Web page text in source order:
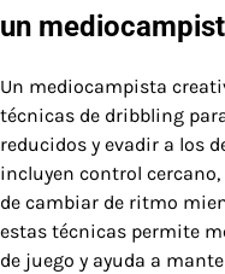
un
Un mediocampista
técnicas de dribbling
reducidos y evadir a los
incluyen control
de cambiar de ritmo
estas técnicas permite
de juego y ayuda a